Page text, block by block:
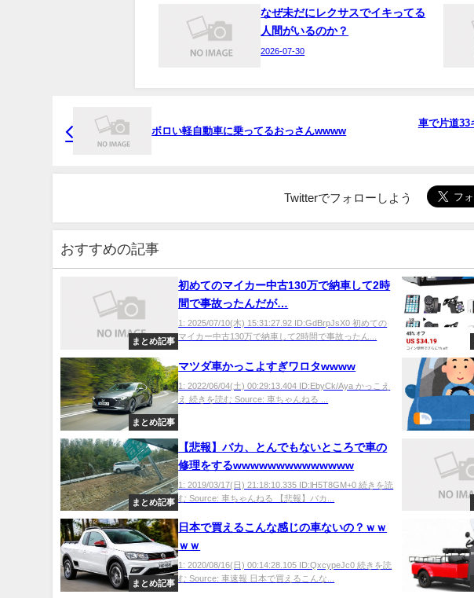
なぜ未だにレクサスでイキってる
人間がいるのか？
2026-07-30
ボロい軽自動車に乗ってるおっさんwwww
車で片道33
Twitterでフォローしよう
おすすめの記事
まとめ記事
初めてのマイカー中古130万で納車して2時
間で事故ったんだが…
1: 2025/07/10(木) 15:31:27.92 ID:GdBrpJsX0 初めての
マイカー中古130万で納車して2時間で事故ったん...
まとめ記事
マツダ車かっこよすぎワロタwwww
1: 2022/06/04(土) 00:29:13.404 ID:EbyCk/Aya かっこえ
え 続きを読む Source: 車ちゃんねる ...
まとめ記事
【悲報】バカ、とんでもないところで車の
修理をするwwwwwwwwwwwwww
1: 2019/03/17(日) 21:18:10.335 ID:lH5T8GM+0 続きを読
む Source: 車ちゃんねる 【悲報】バカ...
まとめ記事
日本で買えるこんな感じの車ないの？ｗｗ
ｗｗ
1: 2020/08/16(日) 00:14:28.105 ID:QxcypeJc0 続きを読
む Source: 車速報 日本で買えるこんな...